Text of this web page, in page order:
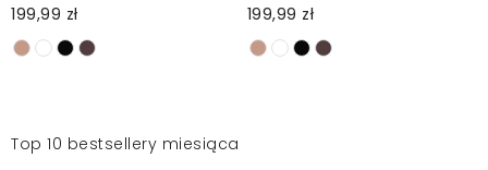
199,99 zł 199,99 zł
Top 10 bestsellery miesiąca